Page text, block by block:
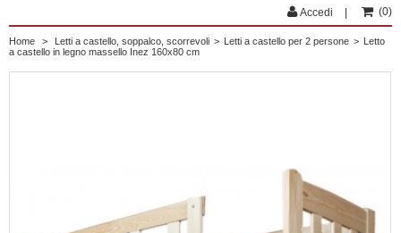
Accedi (0)
Home > Letti a castello, soppalco, scorrevoli > Letti a castello per 2 persone > Letto
a castello in legno massello Inez 160x80 cm